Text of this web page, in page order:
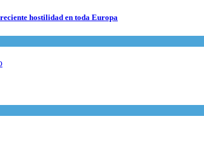
hostilidad en toda Europa